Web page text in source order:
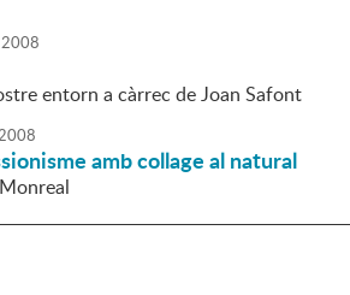
2008
entorn a càrrec de Joan Safont
amb collage al natural